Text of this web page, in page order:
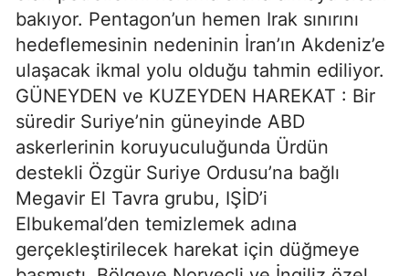
bakıyor. Pentagon’un hemen Irak sınırını
hedeflemesinin nedeninin İran’ın Akdeniz’e
ulaşacak ikmal yolu olduğu tahmin ediliyor.
GÜNEYDEN ve KUZEYDEN HAREKAT : Bir
süredir Suriye’nin güneyinde ABD
askerlerinin koruyuculuğunda Ürdün
destekli Özgür Suriye Ordusu’na bağlı
Megavir El Tavra grubu, IŞİD’i
Elbukemal’den temizlemek adına
gerçekleştirilecek harekat için düğmeye